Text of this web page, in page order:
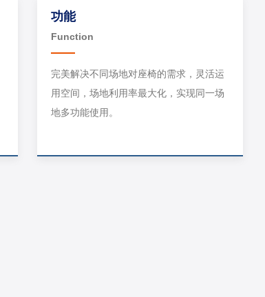
功能
Function
完美解决不同场地对座椅的需求，灵活运
用空间，场地利用率最大化，实现同一场
地多功能使用。